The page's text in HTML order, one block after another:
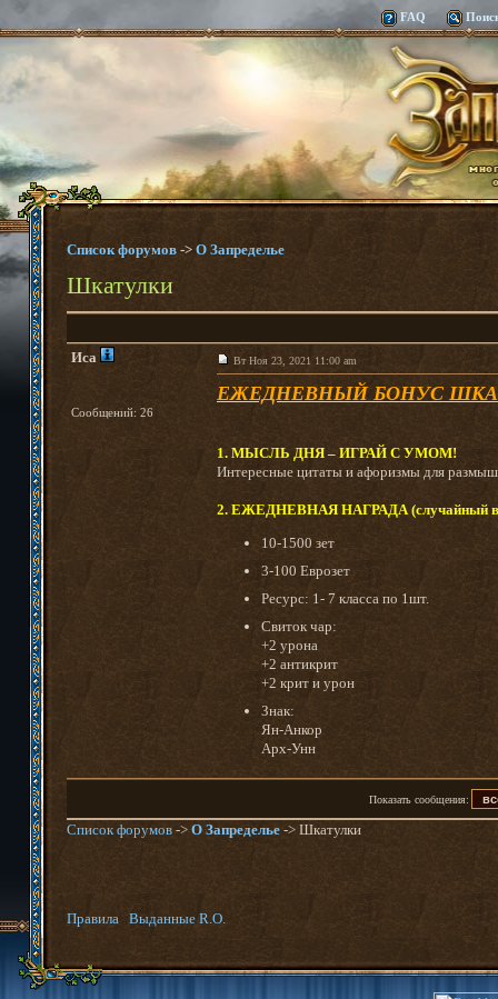
FAQ
Список форумов -> О Запределье
Шкатулки
Иса
Сообщений: 26
Вт Ноя 23, 2021 11:00 am
ЕЖЕДНЕВНЫЙ БОНУС
1. МЫСЛЬ ДНЯ – ИГРАЙ С УМОМ!
Интересные цитаты и афоризмы для
2. ЕЖЕДНЕВНАЯ НАГРАДА (случайный
10-1500 зет
3-100 Еврозет
Ресурс: 1- 7 класса по 1шт.
Свиток чар:
+2 урона
+2 антикрит
+2 крит и урон
Знак:
Ян-Анкор
Арх-Унн
Показать сообщения:
Список форумов -> О Запределье -> Шкатулки
Правила Выданные R.O.